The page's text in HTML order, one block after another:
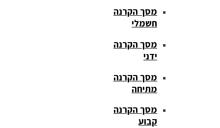
מסך הקרנה
חשמלי
מסך הקרנה
ידני
מסך הקרנה
מתיחה
מסך הקרנה
קבוע